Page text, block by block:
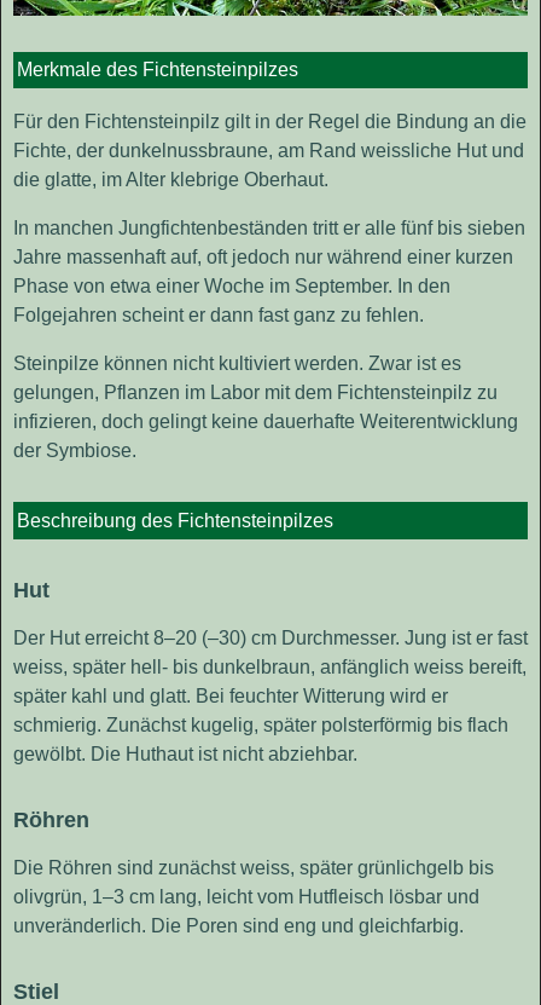
Merkmale des Fichtensteinpilzes
Für den Fichtensteinpilz gilt in der Regel die Bindung an die
Fichte, der dunkelnussbraune, am Rand weissliche Hut und
die glatte, im Alter klebrige Oberhaut.
In manchen Jungfichtenbeständen tritt er alle fünf bis sieben
Jahre massenhaft auf, oft jedoch nur während einer kurzen
Phase von etwa einer Woche im September. In den
Folgejahren scheint er dann fast ganz zu fehlen.
Steinpilze können nicht kultiviert werden. Zwar ist es
gelungen, Pflanzen im Labor mit dem Fichtensteinpilz zu
infizieren, doch gelingt keine dauerhafte Weiterentwicklung
der Symbiose.
Beschreibung des Fichtensteinpilzes
Hut
Der Hut erreicht 8–20 (–30) cm Durchmesser. Jung ist er fast
weiss, später hell- bis dunkelbraun, anfänglich weiss bereift,
später kahl und glatt. Bei feuchter Witterung wird er
schmierig. Zunächst kugelig, später polsterförmig bis flach
gewölbt. Die Huthaut ist nicht abziehbar.
Röhren
Die Röhren sind zunächst weiss, später grünlichgelb bis
olivgrün, 1–3 cm lang, leicht vom Hutfleisch lösbar und
unveränderlich. Die Poren sind eng und gleichfarbig.
Stiel